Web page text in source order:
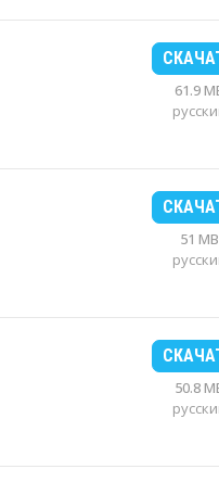
61.9
51 MB
50.8